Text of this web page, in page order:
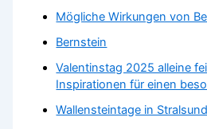
Mögliche Wirkungen von
Bernstein
Valentinstag 2025 alleine
Inspirationen für einen
Wallensteintage in